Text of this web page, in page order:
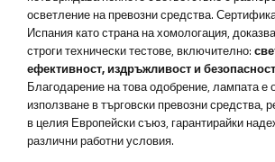
осветление на превозни средства.
Испания като страна на хомологация,
строги технически тестове, включително:
ефективност, издръжливост и
Благодарение на това одобрение, лампата е
използване в търговски превозни средства,
в целия Европейски съюз, гарантирайки
различни работни условия.